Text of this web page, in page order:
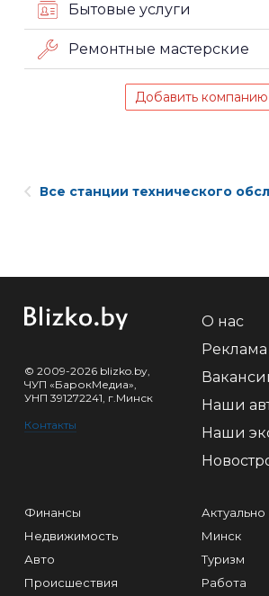
Бытовые услуги
Ремонтные мастерские
Добавить компанию
Все станции технического
© 2009-2026 blizko.by,
ЧУП «БарокМедиа»,
УНП 391272241, г.Минск
Контакты
О нас
Реклама
Наши
Наши
Финансы
Недвижимость
Авто
Происшествия
Актуально
Минск
Туризм
Работа